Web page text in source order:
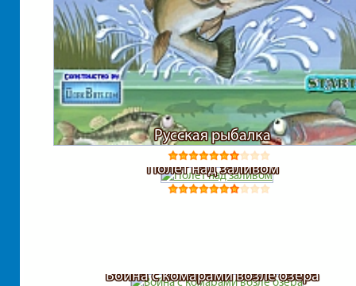
Русская рыбалка
Полет над заливом
Война с комарами возле озера